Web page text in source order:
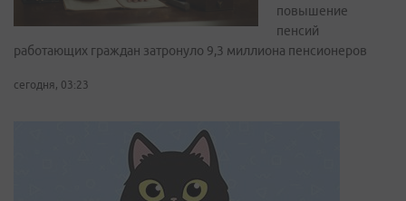
повышение
пенсий
работающих граждан затронуло 9,3 миллиона пенсионеров
сегодня, 03:23